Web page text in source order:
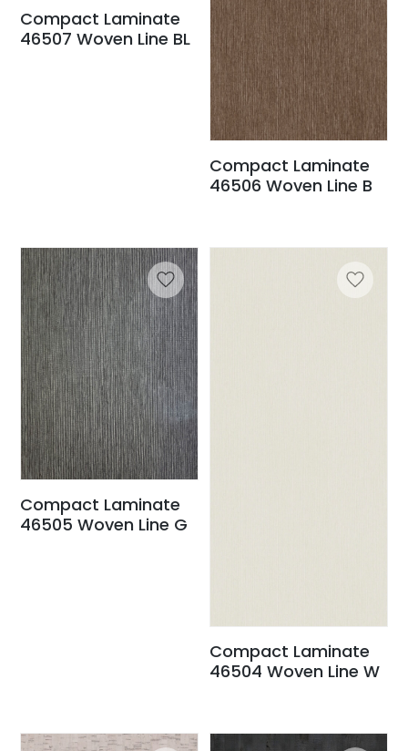
Compact Laminate
46507 Woven Line BL
Compact Laminate
46506 Woven Line B
Compact Laminate
46505 Woven Line G
Compact Laminate
46504 Woven Line W